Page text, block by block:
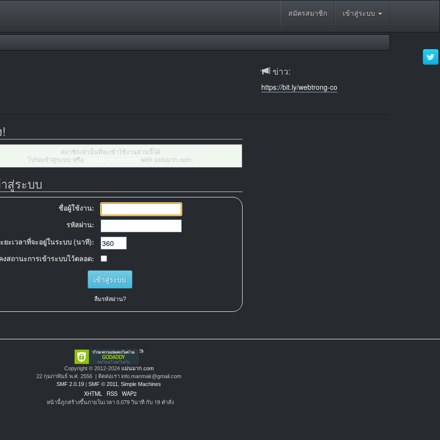
สมัครสมาชิก เข้าสู่ระบบ
ข่าว:
https://bit.ly/webtrong-co
สมาชิกเท่านั้นที่จะเข้าใช้งานส่วนนี้ได้
โปรดเข้าสู่ระบบ หรือ
with แม่นมาก.com.
สู่ระบบ
ชื่อผู้ใช้งาน:
รหัสผ่าน:
ยะเวลาที่จะอยู่ในระบบ (นาที):
งสถานะการเข้าระบบไว้ตลอด:
ลืมรหัสผ่าน?
Copyright © 2012-2024 แม่นมาก.com
22 กุมภาพันธ์ พ.ศ. 2556 | ติดต่อเรา info.manmak@gmail.com
SMF 2.0.19 | SMF © 2011 Simple Machines
XHTML RSS WAP2
หน้านี้ถูกสร้างขึ้นภายในเวลา 0.079 วินาที กับ 19 คำสั่ง